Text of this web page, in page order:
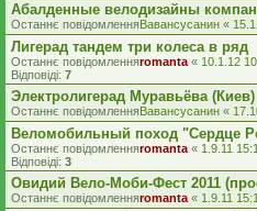
Абалденные велодизайны
Останнє повідомленняВавансусанин «
Лигерад тандем три колеса в ряд
Останнє повідомленняromanta « 10.1.12
Відповіді: 7
Электролигерад Муравьёва (Киев)
Останнє повідомленняВавансусанин «
Веломобильный поход "Сердце
Останнє повідомленняromanta « 1.9.11
Відповіді: 3
Овидий Вело-Моби-Фест 2011
Останнє повідомленняromanta « 1.9.11